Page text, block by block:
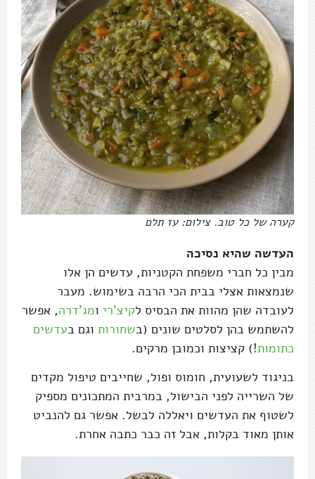
קערה של כל טוב. צילום: עז תלם
העדשה שהיא נסיכה
מבין כל חברי משפחת הקטניות, עדשים הן אלו
שנמצאות אצלי בבית הכי הרבה בשימוש. מעבר
לעובדה שהן מהוות את הבסיס לקיצ'רי ומג'דרה, אפשר
להשתמש בהן לסלטים שונים (בשחורות וגם בעדשים
כתומות!) קציצות וכמובן מרקים.
בניגוד לשעועית, חומוס ופול, שחייבים טיפול מקדים
של השרייה לפני הבישול, במרבית המתכונים מספיק
לשטוף את העדשים ויאללה לבשל. אפשר גם להנביט
אותן מאוד בקלות, אבל זה כבר כתבה אחרת.